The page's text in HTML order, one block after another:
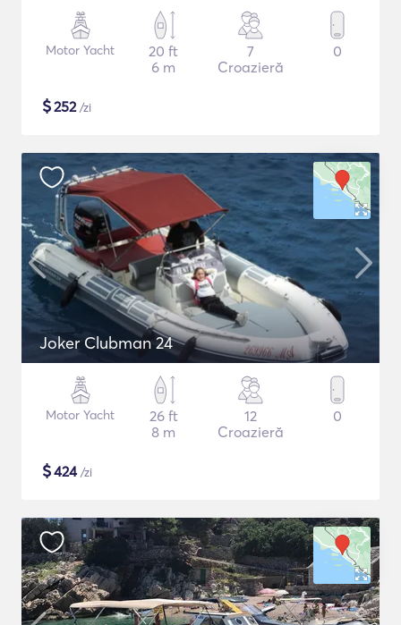
Motor Yacht
20 ft
6 m
7
Croazieră
0
$252/zi
Joker Clubman 24
Motor Yacht
26 ft
8 m
12
Croazieră
0
$424/zi